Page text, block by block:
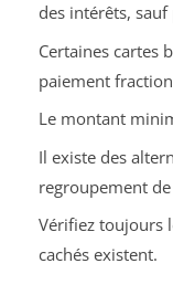
des intérêts,
Certaines cartes
paiement
Le montant
Il existe des
regroupement
Vérifiez toujours
cachés existent.